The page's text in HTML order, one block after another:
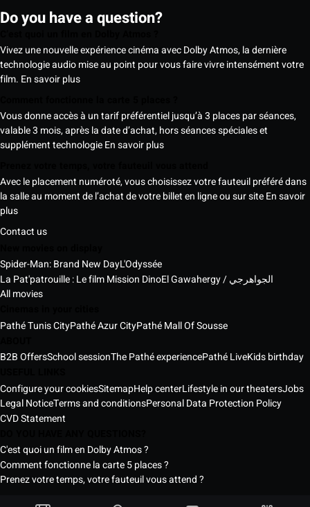
Do you have a question?
Vivez une nouvelle expérience cinéma avec Dolby Atmos, la dernière
technologie audio mise au point pour vous faire vivre intensément votre
film. En savoir plus
Vous donne accès à un tarif préférentiel jusqu’à 3 places par séances,
valable 3 mois, après la date d’achat, hors séances spéciales et
supplément technologieEn savoir plus
Avec le placement numéroté, vous choisissez votre fauteuil préféré dans
la salle au moment de l’achat de votre billet en ligne ou sur siteEn savoir
plus
Contact us
Spider-Man: Brand New DayL'Odyssée
La Pat'patrouille : Le film Mission Dino
El Gawahergy / الجواهرجي
All movies
Pathé Tunis CityPathé Azur CityPathé Mall Of Sousse
B2B OffersSchool sessionThe Pathé experiencePathé LiveKids birthday
Configure your cookiesSitemapHelp centerLifestyle in our theatersJobs
Legal NoticeTerms and conditionsPersonal Data Protection Policy
CVD Statement
C'est quoi un film en Dolby Atmos ?
Comment fonctionne la carte 5 places ?
Prenez votre temps, votre fauteuil vous attend ?